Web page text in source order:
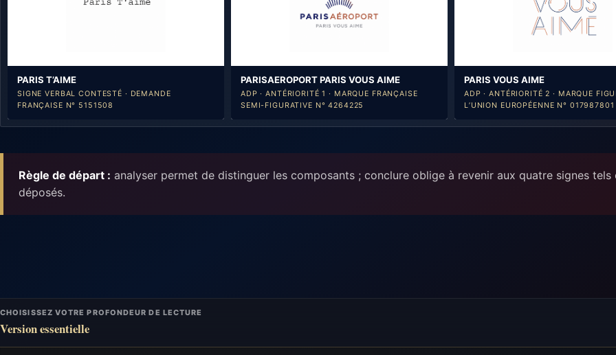
PARIS T’AIME
SIGNE VERBAL CONTESTÉ · DEMANDE
FRANÇAISE N° 5151508
PARISAEROPORT PARIS VOUS AIME
ADP · ANTÉRIORITÉ 1 · MARQUE FRANÇAISE
SEMI-FIGURATIVE N° 4264225
PARIS VOUS AIME
ADP · ANTÉRIORITÉ 2 · MARQUE
L’UNION EUROPÉENNE N° 017987801
Règle de départ : analyser permet de distinguer les composants ; conclure oblige à revenir aux quatre signes tels
déposés.
CHOISISSEZ VOTRE PROFONDEUR DE LECTURE
Version essentielle